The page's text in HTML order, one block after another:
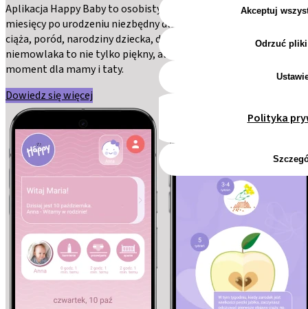
Aplikacja Happy Baby to osobisty dziennik ciąży i pierwszych
miesięcy po urodzeniu niezbędny dla każdego rodzica. Wiemy, że
ciąża, poród, narodziny dziecka, dbanie o rozwój noworodka i
niemowlaka to nie tylko piękny, ale też bardzo wymagający
moment dla mamy i taty.
Dowiedz się więcej
Akceptuj
Odrzuć
Polityka